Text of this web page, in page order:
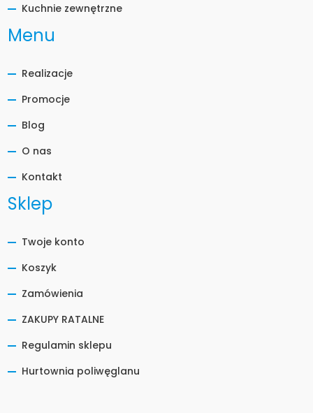
Kuchnie zewnętrzne
Menu
Realizacje
Promocje
Blog
O nas
Kontakt
Sklep
Twoje konto
Koszyk
Zamówienia
ZAKUPY RATALNE
Regulamin sklepu
Hurtownia poliwęglanu